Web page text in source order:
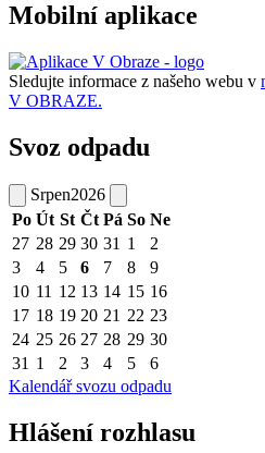
Mobilní aplikace
Sledujte informace z našeho webu v
V OBRAZE.
Svoz odpadu
Srpen2026
Po Út St Čt Pá So Ne
27 28 29 30 31 1
2
3
4 5 6 7 8
9
10 11 12 13 14 15 16
17 18 19 20 21 22 23
24 25 26 27 28 29 30
31 1 2 3 4 5
6
Kalendář svozu odpadu
Hlášení rozhlasu